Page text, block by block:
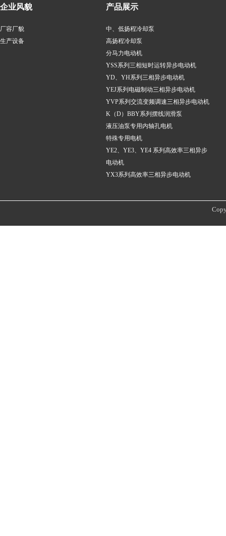
企业风貌
厂容厂貌
生产设备
产品展示
中、低扬程冷却泵
高扬程冷却泵
分马力电动机
YSS系列三相短时运转异步电动机
YD、YH系列三相异步电动机
YEJ系列电磁制动三相异步电动机
YVP系列交流变频调速三相异步电动机
K（D）BBY系列摆线润滑泵
液压油泵专用内轴孔电机
特殊专用电机
YE2、YE3、YE4 系列高效率三相异步
电动机
YX3系列高效率三相异步电动机